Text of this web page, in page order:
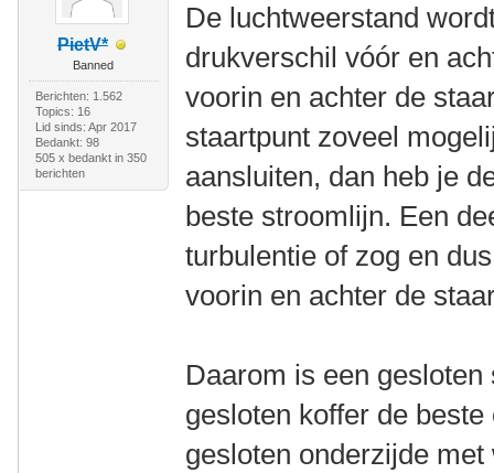
PietV*
Banned
Berichten: 1.562
Topics: 16
Lid sinds: Apr 2017
Bedankt: 98
505 x bedankt in 350
berichten
De luchtweerstand
drukverschil vóór en
voorin en achter de
staartpunt zoveel
aansluiten, dan heb je
beste stroomlijn. Een
turbulentie of zog en
voorin en achter de
Daarom is een
gesloten koffer de
gesloten onderzijde